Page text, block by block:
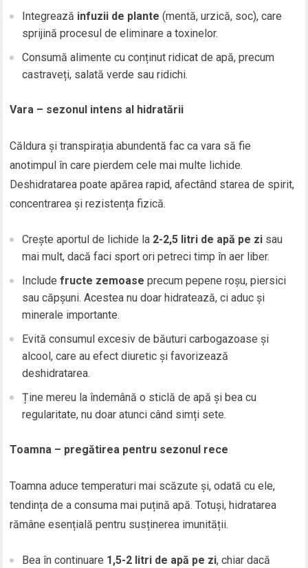
Integrează infuzii de plante (mentă, urzică, soc), care
sprijină procesul de eliminare a toxinelor.
Consumă alimente cu conținut ridicat de apă, precum
castraveți, salată verde sau ridichi.
Vara – sezonul intens al hidratării
Căldura și transpirația abundentă fac ca vara să fie
anotimpul în care pierdem cele mai multe lichide.
Deshidratarea poate apărea rapid, afectând starea de spirit,
concentrarea și rezistența fizică.
Crește aportul de lichide la 2-2,5 litri de apă pe zi sau
mai mult, dacă faci sport ori petreci timp în aer liber.
Includefructe zemoase precum pepene roșu, piersici
sau căpșuni. Acestea nu doar hidratează, ci aduc și
minerale importante.
Evită consumul excesiv de băuturi carbogazoase și
alcool, care au efect diuretic și favorizează
deshidratarea.
Ține mereu la îndemână o sticlă de apă și bea cu
regularitate, nu doar atunci când simți sete.
Toamna – pregătirea pentru sezonul rece
Toamna aduce temperaturi mai scăzute și, odată cu ele,
tendința de a consuma mai puțină apă. Totuși, hidratarea
rămâne esențială pentru susținerea imunității.
Bea în continuare 1,5-2 litri de apă pe zi, chiar dacă